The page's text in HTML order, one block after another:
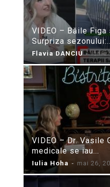
VIDEO – Băile
Surpriza
Flavia DANCIU - iunie
VIDEO – Dr. Vasile
medicale se iau...
Iulia Hoha - mai 26,